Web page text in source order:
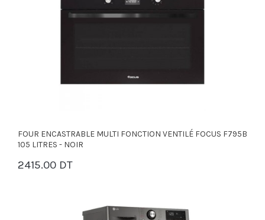
FOUR ENCASTRABLE MULTI FONCTION VENTILÉ FOCUS F795B
105 LITRES - NOIR
2415.00 DT
PANIER